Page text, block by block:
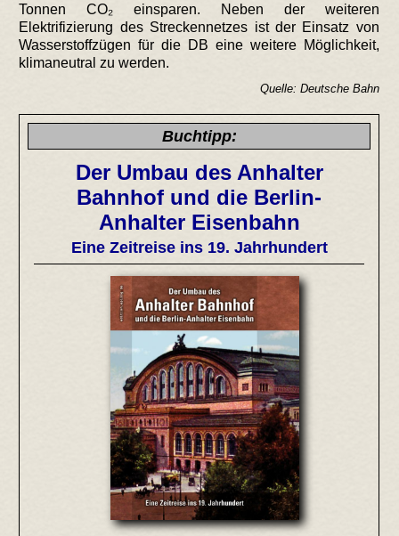
Tonnen CO₂ einsparen. Neben der weiteren
Elektrifizierung des Streckennetzes ist der Einsatz von
Wasserstoffzügen für die DB eine weitere Möglichkeit,
klimaneutral zu werden.
Quelle: Deutsche Bahn
Buchtipp:
Der Umbau des Anhalter
Bahnhof und die Berlin-
Anhalter Eisenbahn
Eine Zeitreise ins 19. Jahrhundert